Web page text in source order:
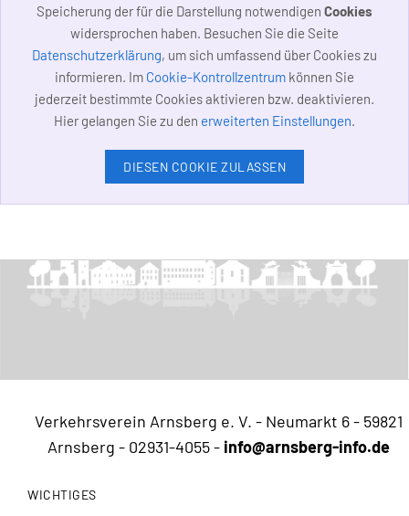
Speicherung der für die Darstellung notwendigen Cookies
widersprochen haben. Besuchen Sie die Seite
Datenschutzerklärung, um sich umfassend über Cookies zu
informieren. Im Cookie-Kontrollzentrum können Sie
jederzeit bestimmte Cookies aktivieren bzw. deaktivieren.
Hier gelangen Sie zu den erweiterten Einstellungen.
DIESEN COOKIE ZULASSEN
Verkehrsverein Arnsberg e. V. - Neumarkt 6 - 59821
Arnsberg - 02931-4055- info@arnsberg-info.de
WICHTIGES